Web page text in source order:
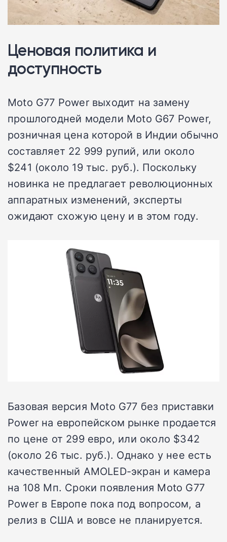
Ценовая политика и
доступность
Moto G77 Power выходит на замену
прошлогодней модели Moto G67 Power,
розничная цена которой в Индии обычно
составляет 22 999 рупий, или около
$241 (около 19 тыс. руб.). Поскольку
новинка не предлагает революционных
аппаратных изменений, эксперты
ожидают схожую цену и в этом году.
Базовая версия Moto G77 без приставки
Power на европейском рынке продается
по цене от 299 евро, или около $342
(около 26 тыс. руб.). Однако у нее есть
качественный AMOLED-экран и камера
на 108 Мп. Сроки появления Moto G77
Power в Европе пока под вопросом, а
релиз в США и вовсе не планируется.